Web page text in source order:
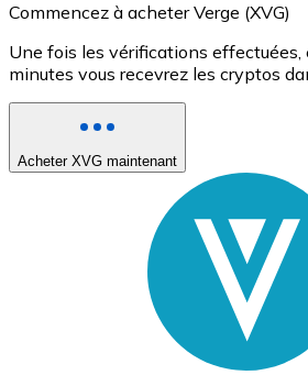
Commencez à acheter Verge (XVG)
Une fois les vérifications effectuées,
minutes vous recevrez les cryptos
Acheter XVG maintenant